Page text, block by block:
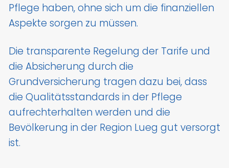
Pflege haben, ohne sich um die finanziellen
Aspekte sorgen zu müssen.
Die transparente Regelung der Tarife und
die Absicherung durch die
Grundversicherung tragen dazu bei, dass
die Qualitätsstandards in der Pflege
aufrechterhalten werden und die
Bevölkerung in der Region Lueg gut versorgt
ist.